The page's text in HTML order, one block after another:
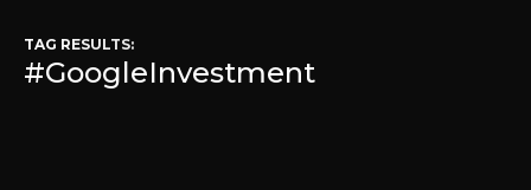
TAG RESULTS:
#GoogleInvestment